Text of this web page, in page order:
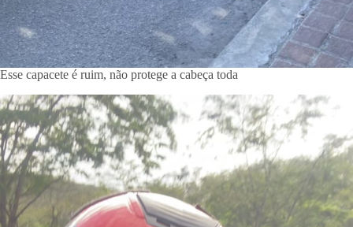
Esse capacete é ruim, não protege a cabeça toda